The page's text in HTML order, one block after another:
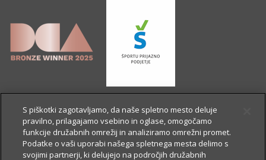
S piškotki zagotavljamo, da naše spletno mesto deluje
pravilno, prilagajamo vsebino in oglase, omogočamo
funkcije družabnih omrežij in analiziramo omrežni promet.
Podatke o vaši uporabi našega spletnega mesta delimo s
svojimi partnerji, ki delujejo na področjih družabnih